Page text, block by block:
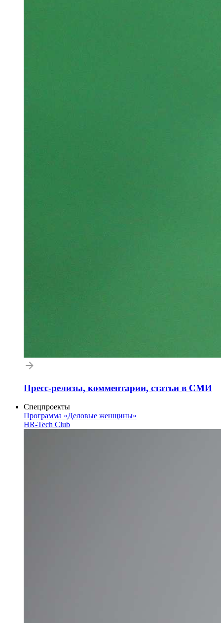
Пресс-релизы, комментарии, статьи в СМИ
Спецпроекты
Программа «Деловые женщины»
HR-Tech Club